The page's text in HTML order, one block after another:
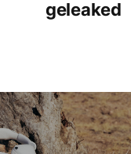
geleaked